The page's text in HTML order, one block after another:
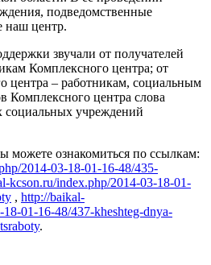
подведомственные
наш центр.
звучали от получателей
Комплексного центра; от
центра – работникам, социальным
Комплексного центра слова
социальных учреждений
можете ознакомиться по ссылкам:
2014-03-18-01-16-48/435-
kcson.ru/index.php/2014-03-18-01-
, http://baikal-
01-16-48/437-kheshteg-dnya-
.